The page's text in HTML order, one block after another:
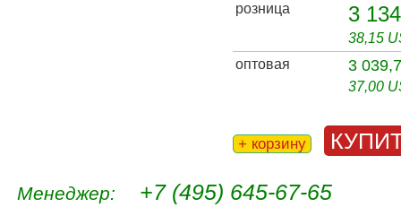
розница 3
38,15
оптовая
3
37,00
+ корзину
Менеджер: +7 (495) 645-67-65